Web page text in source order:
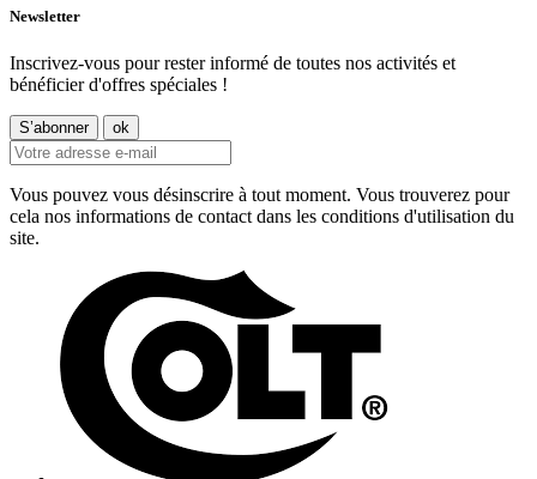
Newsletter
Inscrivez-vous pour rester informé de toutes nos activités et
bénéficier d'offres spéciales !
Vous pouvez vous désinscrire à tout moment. Vous trouverez pour
cela nos informations de contact dans les conditions d'utilisation du
site.